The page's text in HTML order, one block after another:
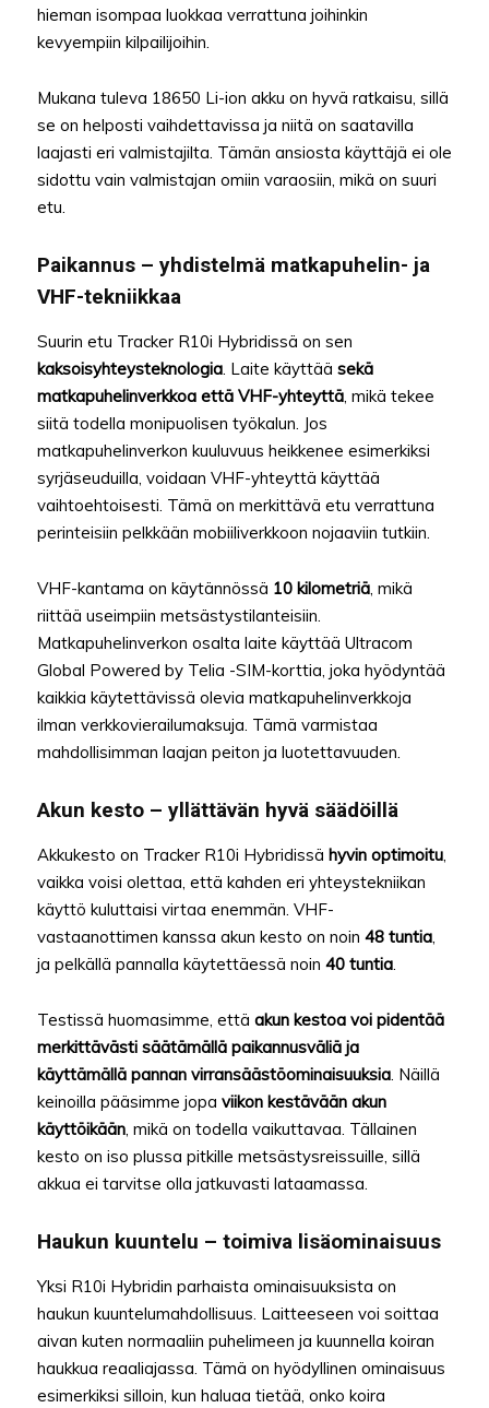
hieman isompaa luokkaa verrattuna joihinkin
kevyempiin kilpailijoihin.
Mukana tuleva 18650 Li-ion akku on hyvä ratkaisu, sillä
se on helposti vaihdettavissa ja niitä on saatavilla
laajasti eri valmistajilta. Tämän ansiosta käyttäjä ei ole
sidottu vain valmistajan omiin varaosiin, mikä on suuri
etu.
Paikannus – yhdistelmä matkapuhelin- ja
VHF-tekniikkaa
Suurin etu Tracker R10i Hybridissä on sen
kaksoisyhteysteknologia. Laite käyttää sekä
matkapuhelinverkkoa että VHF-yhteyttä, mikä tekee
siitä todella monipuolisen työkalun. Jos
matkapuhelinverkon kuuluvuus heikkenee esimerkiksi
syrjäseuduilla, voidaan VHF-yhteyttä käyttää
vaihtoehtoisesti. Tämä on merkittävä etu verrattuna
perinteisiin pelkkään mobiiliverkkoon nojaaviin tutkiin.
VHF-kantama on käytännössä 10 kilometriä, mikä
riittää useimpiin metsästystilanteisiin.
Matkapuhelinverkon osalta laite käyttää Ultracom
Global Powered by Telia -SIM-korttia, joka hyödyntää
kaikkia käytettävissä olevia matkapuhelinverkkoja
ilman verkkovierailumaksuja. Tämä varmistaa
mahdollisimman laajan peiton ja luotettavuuden.
Akun kesto – yllättävän hyvä säädöillä
Akkukesto on Tracker R10i Hybridissä hyvin optimoitu,
vaikka voisi olettaa, että kahden eri yhteystekniikan
käyttö kuluttaisi virtaa enemmän. VHF-
vastaanottimen kanssa akun kesto on noin 48 tuntia,
ja pelkällä pannalla käytettäessä noin 40 tuntia.
Testissä huomasimme, että akun kestoa voi pidentää
merkittävästi säätämällä paikannusväliä ja
käyttämällä pannan virransäästöominaisuuksia. Näillä
keinoilla pääsimme jopa viikon kestävään akun
käyttöikään, mikä on todella vaikuttavaa. Tällainen
kesto on iso plussa pitkille metsästysreissuille, sillä
akkua ei tarvitse olla jatkuvasti lataamassa.
Haukun kuuntelu – toimiva lisäominaisuus
Yksi R10i Hybridin parhaista ominaisuuksista on
haukun kuuntelumahdollisuus. Laitteeseen voi soittaa
aivan kuten normaaliin puhelimeen ja kuunnella koiran
haukkua reaaliajassa. Tämä on hyödyllinen ominaisuus
esimerkiksi silloin, kun haluaa tietää, onko koira